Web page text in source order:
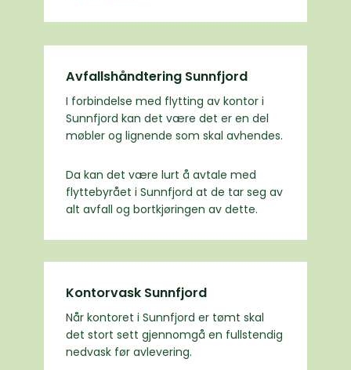
Avfallshåndtering Sunnfjord
I forbindelse med flytting av kontor i
Sunnfjord kan det være det er en del
møbler og lignende som skal avhendes.
Da kan det være lurt å avtale med
flyttebyrået i Sunnfjord at de tar seg av
alt avfall og bortkjøringen av dette.
Kontorvask Sunnfjord
Når kontoret i Sunnfjord er tømt skal
det stort sett gjennomgå en fullstendig
nedvask før avlevering.